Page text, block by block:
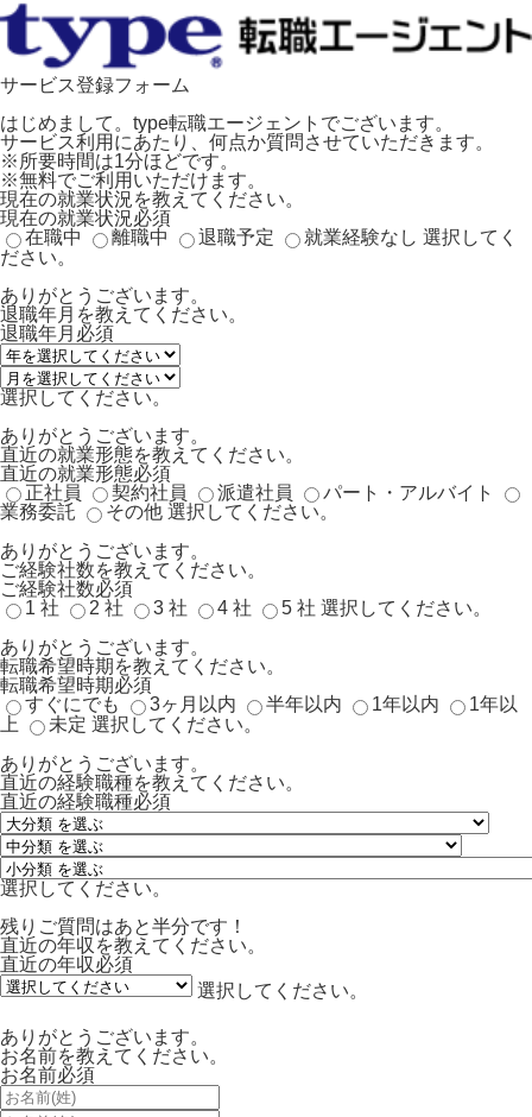
サービス登録フォーム
はじめまして。type転職エージェントでございます。
サービス利用にあたり、何点か質問させていただきます。
※所要時間は1分ほどです。
※無料でご利用いただけます。
現在の就業状況を教えてください。
現在の就業状況必須
在職中
離職中 退職予定 就業経験なし 選択してく
ださい。
ありがとうございます。
退職年月を教えてください。
退職年月 必須
選択してください。
ありがとうございます。
直近の就業形態を教えてください。
直近の就業形態必須
正社員
契約社員 派遣社員
パート・アルバイト
業務委託
その他 選択してください。
ありがとうございます。
ご経験社数を教えてください。
ご経験社数必須
1 社
2 社 3 社 4 社 5 社 選択してください。
ありがとうございます。
転職希望時期を教えてください。
転職希望時期必須
すぐにでも
3ヶ月以内 半年以内 1年以内
1年以
上
未定 選択してください。
ありがとうございます。
直近の経験職種を教えてください。
直近の経験職種必須
選択してください。
残りご質問はあと半分です！
直近の年収を教えてください。
直近の年収必須
選択してください。
ありがとうございます。
お名前を教えてください。
お名前必須